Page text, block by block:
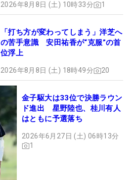
2026年8月8日 (土) 10時33分 1
「打ち方が変わってしまう」洋芝へ
の苦手意識 安田祐香が“克服”の首
位浮上
2026年8月8日 (土) 18時49分 20
金子駆大は33位で決勝ラウン
ド進出 星野陸也、桂川有人
はともに予選落ち
2026年6月27日 (土) 06時13分
1